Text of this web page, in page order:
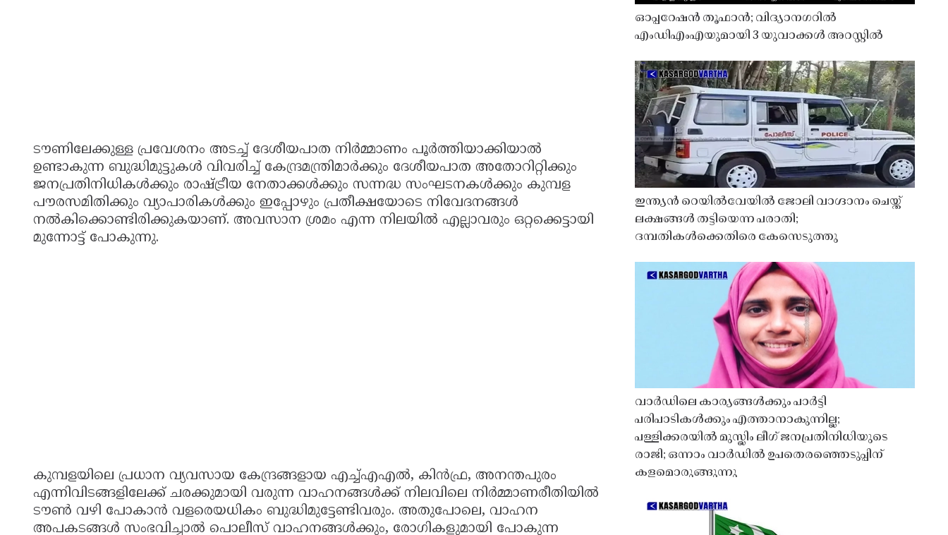
ടൗണിലേക്കുള്ള പ്രവേശനം അടച്ച് ദേശീയപാത നിർമ്മാണം പൂർത്തിയാക്കിയാൽ
ഉണ്ടാകുന്ന ബുദ്ധിമുട്ടുകൾ വിവരിച്ച് കേന്ദ്രമന്ത്രിമാർക്കും ദേശീയപാത അതോറിറ്റിക്കും
ജനപ്രതിനിധികൾക്കും രാഷ്ട്രീയ നേതാക്കൾക്കും സന്നദ്ധ സംഘടനകൾക്കും കുമ്പള
പൗരസമിതിക്കും വ്യാപാരികൾക്കും ഇപ്പോഴും പ്രതീക്ഷയോടെ നിവേദനങ്ങൾ
നൽകിക്കൊണ്ടിരിക്കുകയാണ്. അവസാന ശ്രമം എന്ന നിലയിൽ എല്ലാവരും ഒറ്റക്കെട്ടായി
മുന്നോട്ട് പോകുന്നു.
കുമ്പളയിലെ പ്രധാന വ്യവസായ കേന്ദ്രങ്ങളായ എച്ച്എഎൽ, കിൻഫ്ര, അനന്തപുരം
എന്നിവിടങ്ങളിലേക്ക് ചരക്കുമായി വരുന്ന വാഹനങ്ങൾക്ക് നിലവിലെ നിർമ്മാണരീതിയിൽ
ടൗൺ വഴി പോകാൻ വളരെയധികം ബുദ്ധിമുട്ടേണ്ടിവരും. അതുപോലെ, വാഹന
അപകടങ്ങൾ സംഭവിച്ചാൽ പൊലീസ് വാഹനങ്ങൾക്കും, രോഗികളുമായി പോകുന്ന
ഓപ്പറേഷൻ തൂഫാൻ; വിദ്യാനഗറിൽ
എംഡിഎംഎയുമായി 3 യുവാക്കൾ അറസ്റ്റിൽ
ഇന്ത്യൻ റെയിൽവേയിൽ ജോലി വാഗ്ദാനം ചെയ്ത്
ലക്ഷങ്ങൾ തട്ടിയെന്ന പരാതി;
ദമ്പതികൾക്കെതിരെ കേസെടുത്തു
വാർഡിലെ കാര്യങ്ങൾക്കും പാർട്ടി
പരിപാടികൾക്കും എത്താനാകുന്നില്ല;
പള്ളിക്കരയിൽ മുസ്ലിം ലീഗ് ജനപ്രതിനിധിയുടെ
രാജി; ഒന്നാം വാർഡിൽ ഉപതെരഞ്ഞെടുപ്പിന്
കളമൊരുങ്ങുന്നു